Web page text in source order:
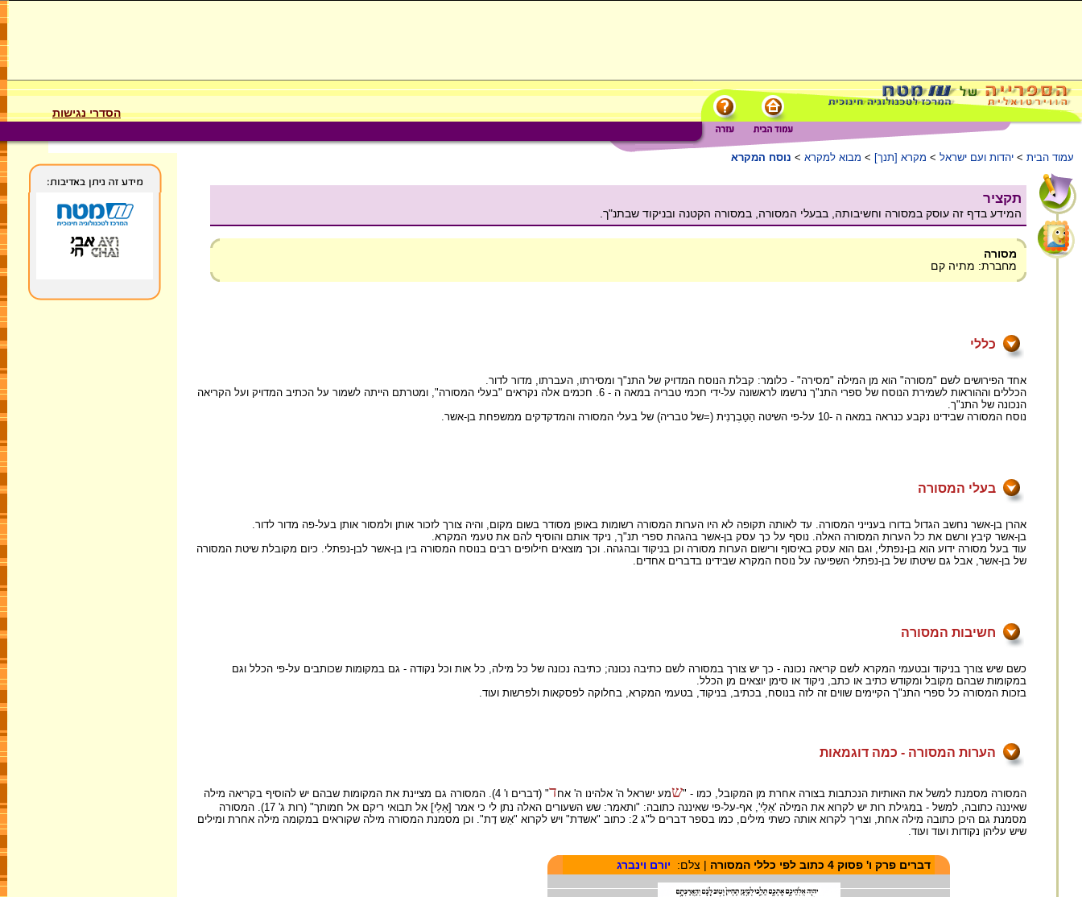
הסדרי נגישות
עמוד הבית > יהדות ועם ישראל > מקרא [תנך] > מבוא למקרא > נוסח המקרא
תקציר
המידע בדף זה עוסק במסורה וחשיבותה, בבעלי המסורה, במסורה הקטנה ובניקוד שבתנ"ך.
מסורה
מחברת: מתיה קם
כללי
אחד הפירושים לשם "מסורה" הוא מן המילה "מסירה" - כלומר: קבלת הנוסח המדויק של התנ"ך ומסירתו, העברתו, מדור לדור.
הכללים וההוראות לשמירת הנוסח של ספרי התנ"ך נרשמו לראשונה על-ידי חכמי טבריה במאה ה - 6. חכמים אלה נקראים "בעלי המסורה", ומטרתם הייתה לשמור על הכתיב המדויק ועל הקריאה
הנכונה של התנ"ך.
נוסח המסורה שבידינו נקבע כנראה במאה ה -10 על-פי השיטה הַטַבְרָנִית (=של טבריה) של בעלי המסורה והמדקדקים ממשפחת בן-אשר.
בעלי המסורה
אהרן בן-אשר נחשב הגדול בדורו בענייני המסורה. עד לאותה תקופה לא היו הערות המסורה רשומות באופן מסודר בשום מקום, והיה צורך לזכור אותן ולמסור אותן בעל-פה מדור לדור.
בן-אשר קיבץ ורשם את כל הערות המסורה האלה. נוסף על כך עסק בן-אשר בהגהת ספרי תנ"ך, ניקד אותם והוסיף להם את טעמי המקרא.
עוד בעל מסורה ידוע הוא בן-נפתלי, וגם הוא עסק באיסוף ורישום הערות מסורה וכן בניקוד ובהגהה. וכך מוצאים חילופים רבים בנוסח המסורה בין בן-אשר לבן-נפתלי. כיום מקובלת שיטת המסורה
של בן-אשר, אבל גם שיטתו של בן-נפתלי השפיעה על נוסח המקרא שבידינו בדברים אחדים.
חשיבות המסורה
כשם שיש צורך בניקוד ובטעמי המקרא לשם קריאה נכונה - כך יש צורך במסורה לשם כתיבה נכונה; כתיבה נכונה של כל מילה, כל אות וכל נקודה - גם במקומות שכותבים על-פי הכלל וגם
במקומות שבהם מקובל ומקודש כתיב או כתב, ניקוד או סימן יוצאים מן הכלל.
בזכות המסורה כל ספרי התנ"ך הקיימים שווים זה לזה בנוסח, בכתיב, בניקוד, בטעמי המקרא, בחלוקה לפסקאות ולפרשות ועוד.
הערות המסורה - כמה דוגמאות
המסורה מסמנת למשל את האותיות הנכתבות בצורה אחרת מן המקובל, כמו - "שמע ישראל ה' אלהינו ה' אחד
" (דברים ו' 4). המסורה גם מציינת את המקומות שבהם יש להוסיף בקריאה מילה
שאיננה כתובה, למשל - במגילת רות יש לקרוא את המילה 'אֵלַי', אף-על-פי שאיננה כתובה: "ותאמר: שש השעורים האלה נתן לי כי אמר [אֵלַי] אל תבואי ריקם אל חמותך" (רות ג' 17). המסורה
מסמנת גם היכן כתובה מילה אחת, וצריך לקרוא אותה כשתי מילים, כמו בספר דברים ל"ג 2: כתוב "אשדת" ויש לקרוא "אֵש דָת". וכן מסמנת המסורה מילה שקוראים במקומה מילה אחרת ומילים
שיש עליהן נקודות ועוד ועוד.